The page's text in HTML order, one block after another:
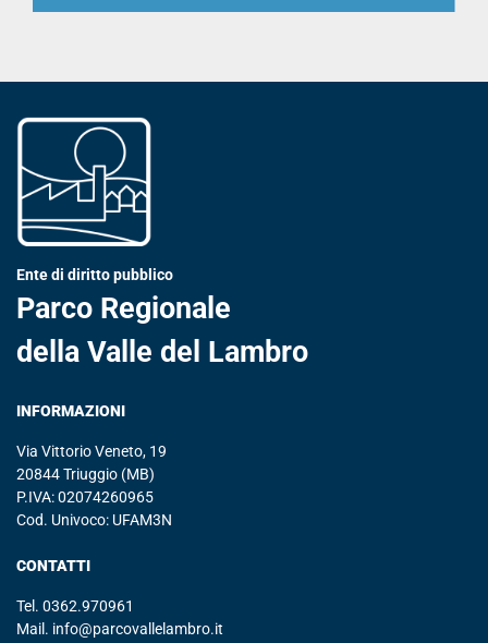
Ente di diritto pubblico
Parco Regionale
della Valle del Lambro
INFORMAZIONI
Via Vittorio Veneto, 19
20844 Triuggio (MB)
P.IVA: 02074260965
Cod. Univoco: UFAM3N
CONTATTI
Tel. 0362.970961
Mail. info@parcovallelambro.it